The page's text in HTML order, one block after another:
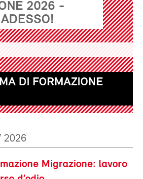
2026 -
DI FORMAZIONE
2026
Migrazione: lavoro